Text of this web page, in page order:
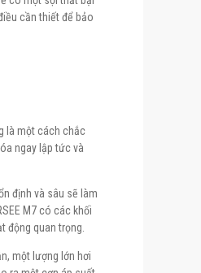
cần thiết để bảo
là một cách chắc
ngay lập tức và
định và sâu sẽ làm
M7 có các khối
động quan trọng.
một lượng lớn hơi